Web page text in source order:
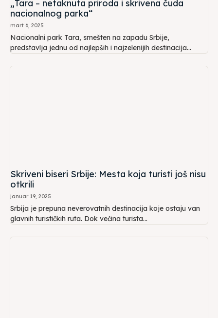
„Tara – netaknuta priroda i skrivena čuda
nacionalnog parka“
mart 6, 2025
Nacionalni park Tara, smešten na zapadu Srbije,
predstavlja jednu od najlepših i najzelenijih destinacija...
Skriveni biseri Srbije: Mesta koja turisti još nisu
otkrili
januar 19, 2025
Srbija je prepuna neverovatnih destinacija koje ostaju van
glavnih turističkih ruta. Dok većina turista...